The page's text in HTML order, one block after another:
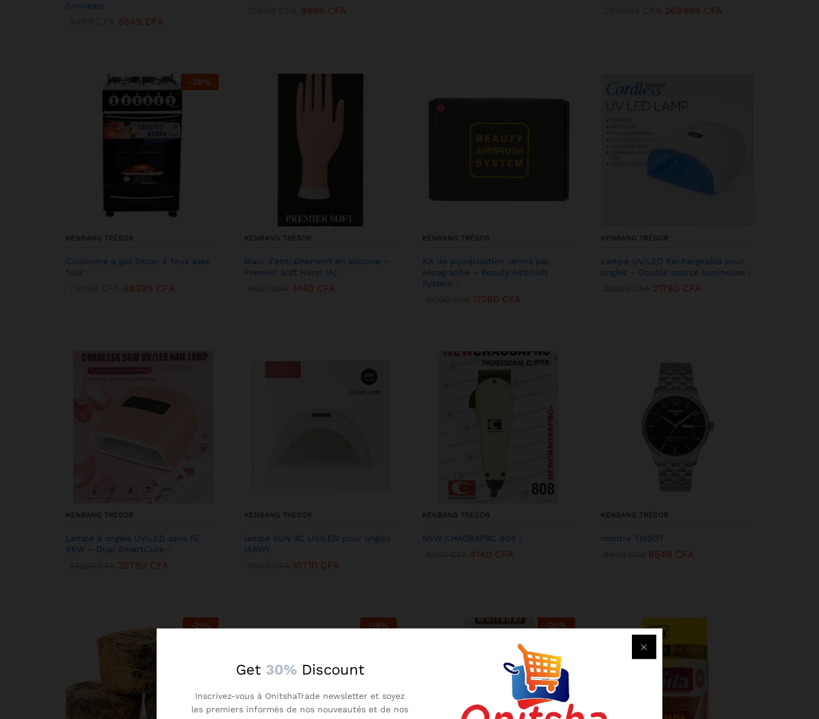
(Unisexe)
8549 CFA
9899 CFA 269999 CFA
-28%
KENBANG TRÉSOR
Cuisinière à gaz Oscar 4 feux avec
four :
68399 CFA
KENBANG TRÉSOR
Main d’entraînement en silicone –
Premier Soft Hand (A)
4140 CFA
KENBANG TRÉSOR
Kit de pulvérisation vernis par
aérographe – Beauty Airbrush
System :
17280 CFA
KENBANG TRÉSOR
Lampe UV/LED Rechargeable pour
ongles – Double source lumineuse :
21780 CFA
KENBANG TRÉSOR
Lampe à ongles UV/LED sans fil
96W – Dual SmartCure :
30780 CFA
KENBANG TRÉSOR
lampe SUN 3C UV/LED pour ongles
(48W)
10710 CFA
KENBANG TRÉSOR
NEW CHAOBAPRC 808 :
4140 CFA
KENBANG TRÉSOR
montre TISSOT
8549 CFA
-21% -19% -20%
Get 30% Discount
Inscrivez-vous à OnitshaTrade newsletter et soyez
les premiers informés de nos nouveautés et de nos